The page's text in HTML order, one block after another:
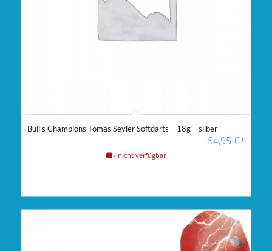
Bull’s Champions Tomas Seyler Softdarts – 18g – silber
54,95€*
- nicht verfügbar